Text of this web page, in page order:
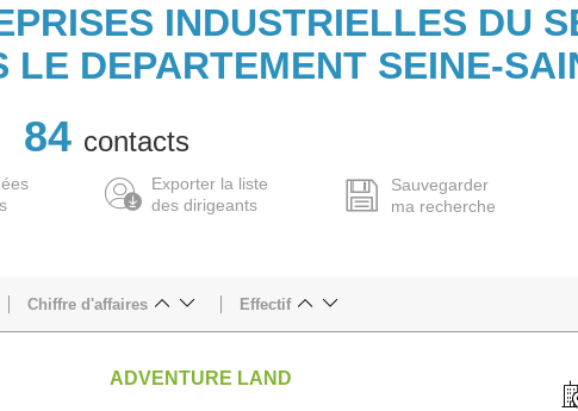
INDUSTRIELLES DU
LE DEPARTEMENT SEINE-
84 contacts
Exporter la liste
des dirigeants
Sauvegarder
ma recherche
Chiffre d'affaires Effectif
ADVENTURE LAND